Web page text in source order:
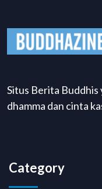
Situs Berita Buddhis
dhamma dan cinta
Category